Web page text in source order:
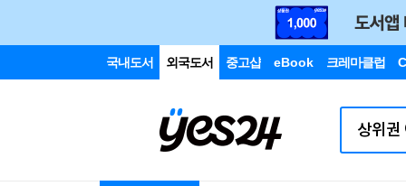
국내도서 외국도서 중고샵 eBook 크레마클럽